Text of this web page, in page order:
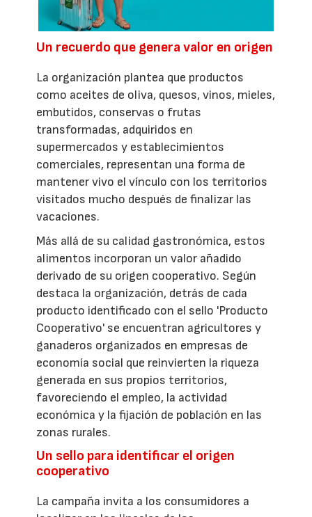
Un recuerdo que genera valor en origen
La organización plantea que productos
como aceites de oliva, quesos, vinos, mieles,
embutidos, conservas o frutas
transformadas, adquiridos en
supermercados y establecimientos
comerciales, representan una forma de
mantener vivo el vínculo con los territorios
visitados mucho después de finalizar las
vacaciones.
Más allá de su calidad gastronómica, estos
alimentos incorporan un valor añadido
derivado de su origen cooperativo. Según
destaca la organización, detrás de cada
producto identificado con el sello 'Producto
Cooperativo' se encuentran agricultores y
ganaderos organizados en empresas de
economía social que reinvierten la riqueza
generada en sus propios territorios,
favoreciendo el empleo, la actividad
económica y la fijación de población en las
zonas rurales.
Un sello para identificar el origen
cooperativo
La campaña invita a los consumidores a